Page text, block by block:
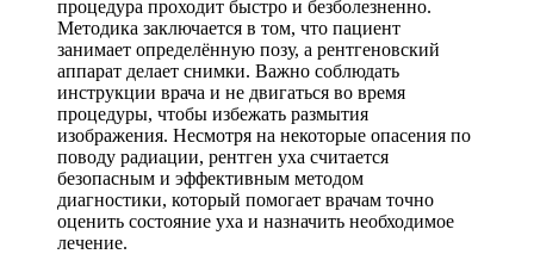
процедура проходит быстро и безболезненно.
Методика заключается в том, что пациент
занимает определённую позу, а рентгеновский
аппарат делает снимки. Важно соблюдать
инструкции врача и не двигаться во время
процедуры, чтобы избежать размытия
изображения. Несмотря на некоторые опасения по
поводу радиации, рентген уха считается
безопасным и эффективным методом
диагностики, который помогает врачам точно
оценить состояние уха и назначить необходимое
лечение.